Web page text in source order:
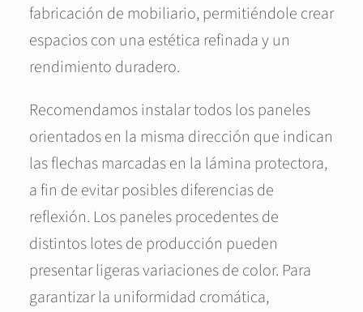
fabricación de mobiliario, permitiéndole crear
espacios con una estética refinada y un
rendimiento duradero.
Recomendamos instalar todos los paneles
orientados en la misma dirección que indican
las flechas marcadas en la lámina protectora,
a fin de evitar posibles diferencias de
reflexión. Los paneles procedentes de
distintos lotes de producción pueden
presentar ligeras variaciones de color. Para
garantizar la uniformidad cromática,